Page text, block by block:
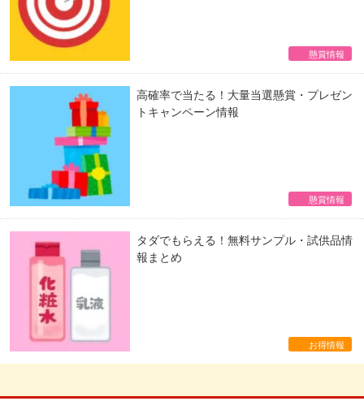
懸賞情報
高確率で当たる！大量当選懸賞・プレゼン
トキャンペーン情報
懸賞情報
タダでもらえる！無料サンプル・試供品情
報まとめ
お得情報